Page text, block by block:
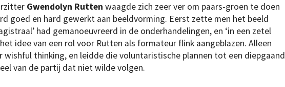
Gwendolyn Rutten waagde zich zeer ver om paars-groen te doen
goed en hard gewerkt aan beeldvorming. Eerst zette men het beeld
had gemanoeuvreerd in de onderhandelingen, en ‘in een zetel
het idee van een rol voor Rutten als formateur flink aangeblazen. Alleen
wishful thinking, en leidde die voluntaristische plannen tot een diepgaand
van de partij dat niet wilde volgen.